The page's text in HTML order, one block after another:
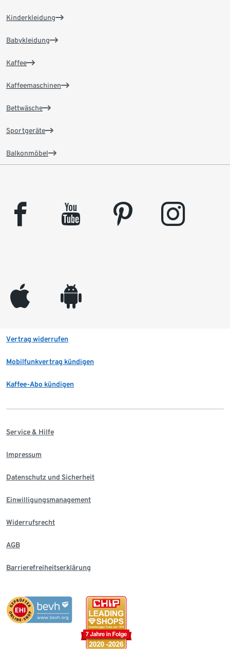
Kinderkleidung
Babykleidung
Kaffee
Kaffeemaschinen
Bettwäsche
Sportgeräte
Balkonmöbel
facebook youtube pinterest instagram
appleinc android
Vertrag widerrufen
Mobilfunkvertrag kündigen
Kaffee-Abo kündigen
Service & Hilfe
Impressum
Datenschutz und Sicherheit
Einwilligungsmanagement
Widerrufsrecht
AGB
Barrierefreiheitserklärung